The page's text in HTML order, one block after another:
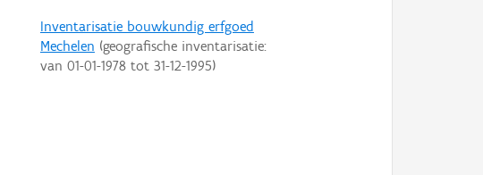
Inventarisatie bouwkundig erfgoed
Mechelen (geografische inventarisatie:
van 01-01-1978tot 31-12-1995)